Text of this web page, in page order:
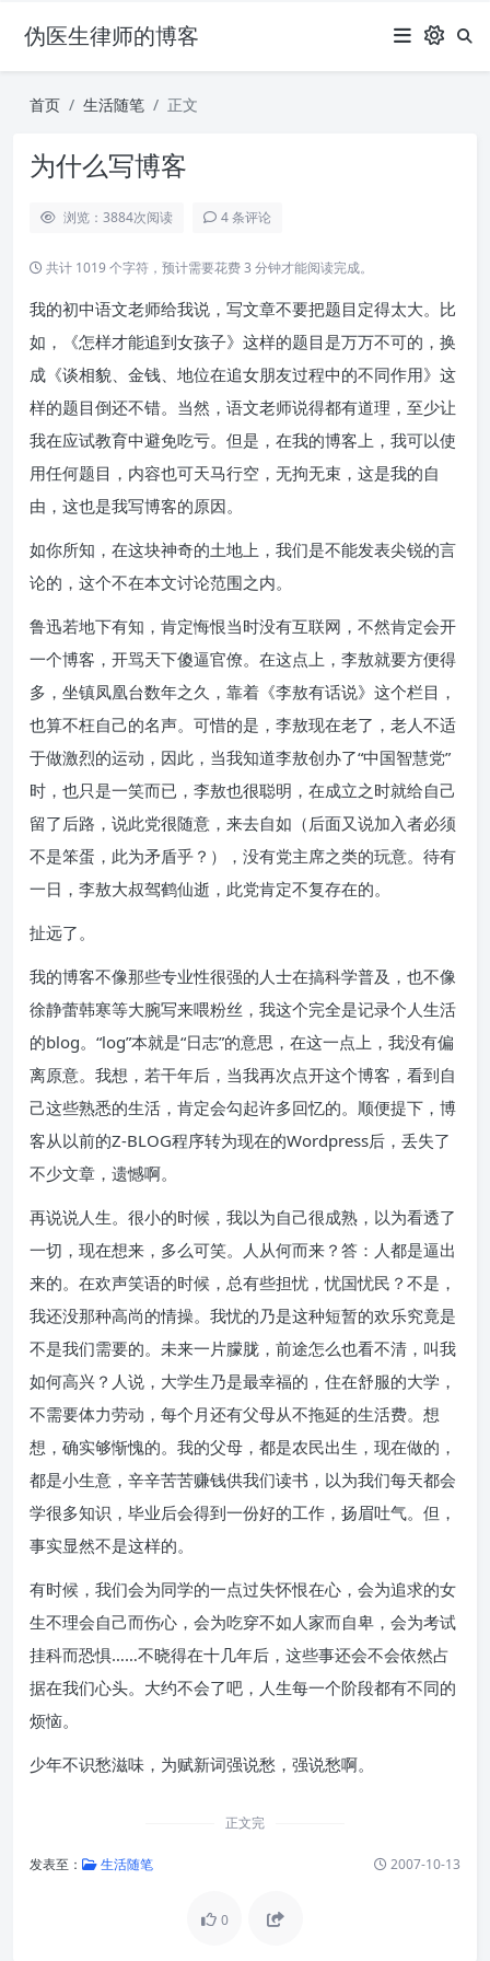
伪医生律师的博客
首页 生活随笔 正文
为什么写博客
浏览：3884次阅读 4 条评论
共计 1019 个字符，预计需要花费 3 分钟才能阅读完成。
我的初中语文老师给我说，写文章不要把题目定得太大。比
如，《怎样才能追到女孩子》这样的题目是万万不可的，换
成《谈相貌、金钱、地位在追女朋友过程中的不同作用》这
样的题目倒还不错。当然，语文老师说得都有道理，至少让
我在应试教育中避免吃亏。但是，在我的博客上，我可以使
用任何题目，内容也可天马行空，无拘无束，这是我的自
由，这也是我写博客的原因。
如你所知，在这块神奇的土地上，我们是不能发表尖锐的言
论的，这个不在本文讨论范围之内。
鲁迅若地下有知，肯定悔恨当时没有互联网，不然肯定会开
一个博客，开骂天下傻逼官僚。在这点上，李敖就要方便得
多，坐镇凤凰台数年之久，靠着《李敖有话说》这个栏目，
也算不枉自己的名声。可惜的是，李敖现在老了，老人不适
于做激烈的运动，因此，当我知道李敖创办了“中国智慧党”
时，也只是一笑而已，李敖也很聪明，在成立之时就给自己
留了后路，说此党很随意，来去自如（后面又说加入者必须
不是笨蛋，此为矛盾乎？），没有党主席之类的玩意。待有
一日，李敖大叔驾鹤仙逝，此党肯定不复存在的。
扯远了。
我的博客不像那些专业性很强的人士在搞科学普及，也不像
徐静蕾韩寒等大腕写来喂粉丝，我这个完全是记录个人生活
的blog。“log”本就是“日志”的意思，在这一点上，我没有偏
离原意。我想，若干年后，当我再次点开这个博客，看到自
己这些熟悉的生活，肯定会勾起许多回忆的。顺便提下，博
客从以前的Z-BLOG程序转为现在的Wordpress后，丢失了
不少文章，遗憾啊。
再说说人生。很小的时候，我以为自己很成熟，以为看透了
一切，现在想来，多么可笑。人从何而来？答：人都是逼出
来的。在欢声笑语的时候，总有些担忧，忧国忧民？不是，
我还没那种高尚的情操。我忧的乃是这种短暂的欢乐究竟是
不是我们需要的。未来一片朦胧，前途怎么也看不清，叫我
如何高兴？人说，大学生乃是最幸福的，住在舒服的大学，
不需要体力劳动，每个月还有父母从不拖延的生活费。想
想，确实够惭愧的。我的父母，都是农民出生，现在做的，
都是小生意，辛辛苦苦赚钱供我们读书，以为我们每天都会
学很多知识，毕业后会得到一份好的工作，扬眉吐气。但，
事实显然不是这样的。
有时候，我们会为同学的一点过失怀恨在心，会为追求的女
生不理会自己而伤心，会为吃穿不如人家而自卑，会为考试
挂科而恐惧……不晓得在十几年后，这些事还会不会依然占
据在我们心头。大约不会了吧，人生每一个阶段都有不同的
烦恼。
少年不识愁滋味，为赋新词强说愁，强说愁啊。
正文完
发表至： 生活随笔 2007-10-13
0